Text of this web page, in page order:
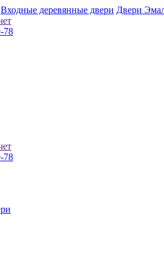
Входные деревянные двери Двери
78
78